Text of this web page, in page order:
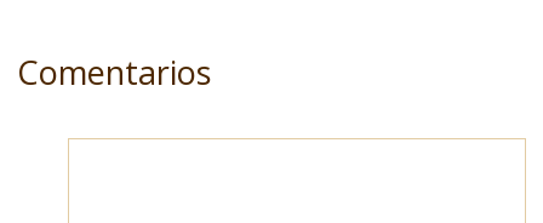
Comentarios